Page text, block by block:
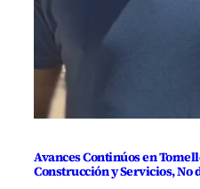
Avances Continúos en
Construcción y Servicios, No